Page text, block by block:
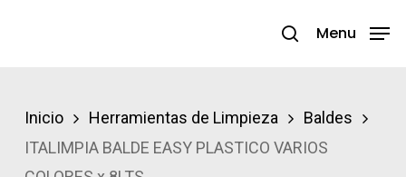
search
Menu
Inicio Herramientas de Limpieza
Baldes
ITALIMPIA BALDE EASY PLASTICO VARIOS